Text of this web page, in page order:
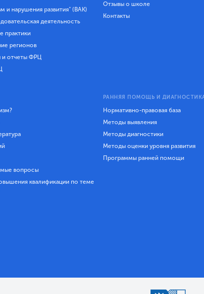
и нарушения развития" (ВАК)
деятельность
практики
регионов
и отчеты ФРЦ
Отзывы о школе
Контакты
вопросы
квалификации по теме
РАННЯЯ ПОМОЩЬ И
Нормативно-правовая база
Методы выявления
Методы диагностики
Методы оценки уровня развития
Программы ранней помощи